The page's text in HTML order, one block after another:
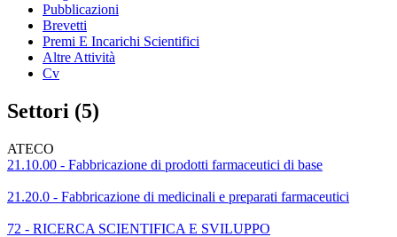
Pubblicazioni
Brevetti
Premi E Incarichi Scientifici
Altre Attività
Cv
Settori (5)
ATECO
21.10.00 - Fabbricazione di prodotti farmaceutici di base
21.20.0 - Fabbricazione di medicinali e preparati farmaceutici
72 - RICERCA SCIENTIFICA E SVILUPPO